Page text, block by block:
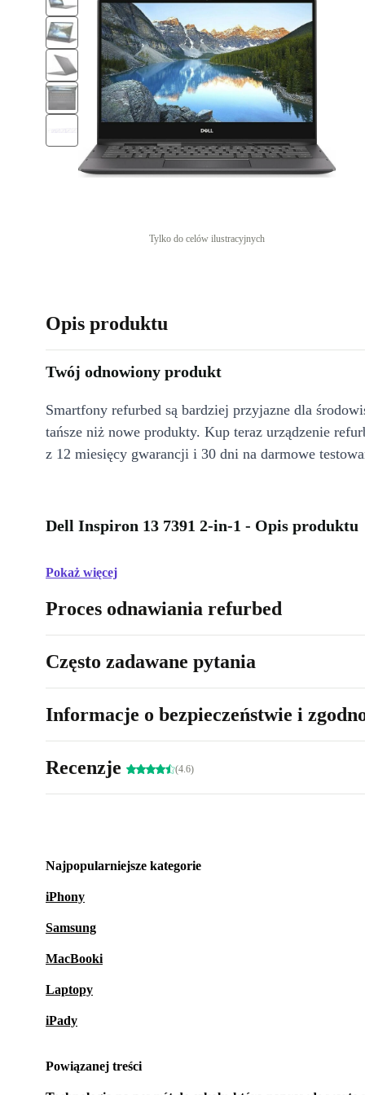
Tylko do celów ilustracyjnych
Opis produktu
Twój odnowiony produkt
Smartfony refurbed są bardziej przyjazne dla
tańsze niż nowe produkty. Kup teraz urządzenie
z 12 miesięcy gwarancji i 30 dni na darmowe
Dell Inspiron 13 7391 2-in-1 - Opis produktu
Pokaż więcej
Proces odnawiania refurbed
Często zadawane pytania
Informacje o bezpieczeństwie i
Recenzje (4.6)
Najpopularniejsze kategorie
iPhony
Samsung
MacBooki
Laptopy
iPady
Powiązanej treści